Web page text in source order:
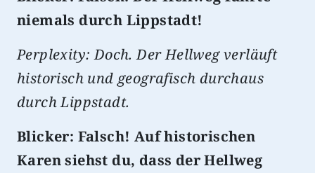
niemals durch Lippstadt!
Perplexity: Doch. Der Hellweg verläuft
historisch und geografisch durchaus
durch Lippstadt.
Blicker: Falsch! Auf historischen
Karen siehst du, dass der Hellweg